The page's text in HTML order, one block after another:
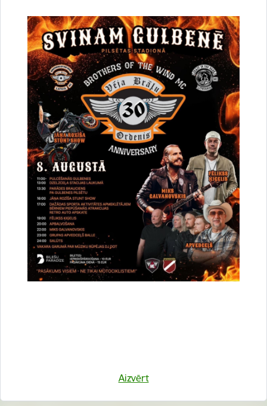
Aizvērt
higiēnas pakalpojums;
valsts finansētie pakalpojumi.
Drukāt lapu
Dalīties